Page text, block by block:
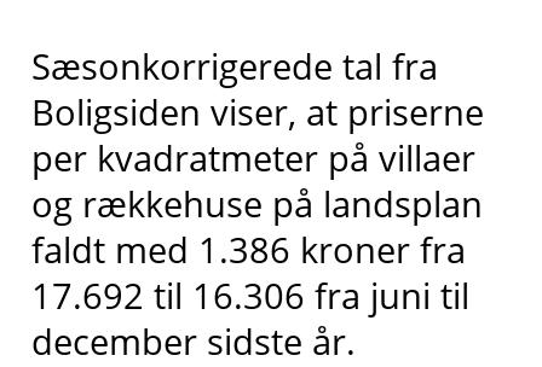
Sæsonkorrigerede tal fra
Boligsiden viser, at priserne
per kvadratmeter på villaer
og rækkehuse på landsplan
faldt med 1.386 kroner fra
17.692 til 16.306 fra juni til
december sidste år.